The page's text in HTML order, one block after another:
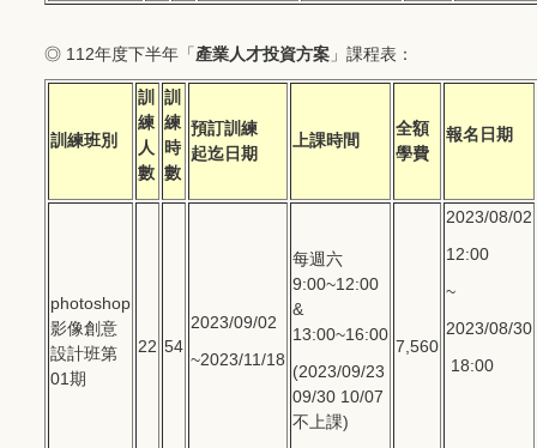
◎ 112年度下半年「產業人才投資方案 」課程表：
訓練班別
訓
練
人
數
訓
練
時
數
預訂訓練
起迄日期
上課時間
全額
學費
報名日期
photoshop
影像創意
設計班第
01期
22 54
2023/09/02
~2023/11/18
每週六
9:00~12:00
&
13:00~16:00
(2023/09/23
09/30 10/07
不上課)
7,560
2023/08/02
12:00
~
2023/08/30
18:00